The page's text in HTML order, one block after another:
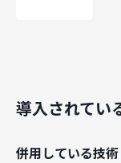
導入されてい
併用している技